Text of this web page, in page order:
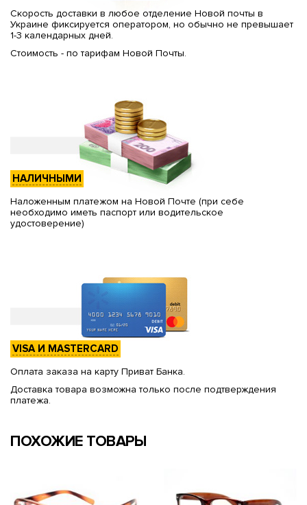
Скорость доставки в любое отделение Новой почты в
Украине фиксируется оператором, но обычно не превышает
1-3 календарных дней.
Стоимость - по тарифам Новой Почты.
НАЛИЧНЫМИ
Наложенным платежом на Новой Почте (при себе
необходимо иметь паспорт или водительское
удостоверение)
VISA И MASTERCARD
Оплата заказа на карту Приват Банка.
Доставка товара возможна только после подтверждения
платежа.
ПОХОЖИЕ ТОВАРЫ